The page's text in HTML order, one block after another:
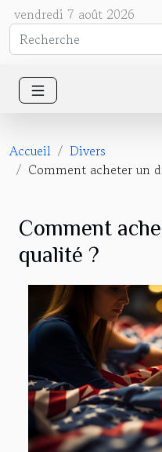
vendredi 7 août 2026
Accueil
Divers
Comment acheter un
Comment
qualité ?